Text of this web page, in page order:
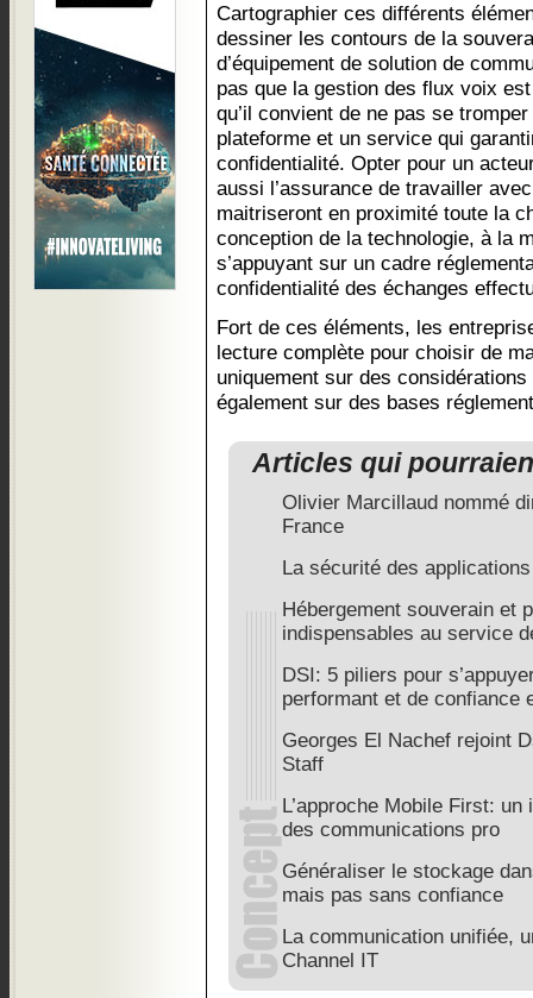
Cartographier ces différents
dessiner les contours de la
d’équipement de solution de
pas que la gestion des flux voix
qu’il convient de ne pas se
plateforme et un service qui
confidentialité. Opter pour un
aussi l’assurance de travailler
maitriseront en proximité toute la
conception de la technologie, à la
s’appuyant sur un cadre
confidentialité des échanges
Fort de ces éléments, les
lecture complète pour choisir de
uniquement sur des
également sur des bases
Articles qui
Olivier Marcillaud nommé
France
La sécurité des
Hébergement souverain et
indispensables au service
DSI: 5 piliers pour
performant et de confiance
Georges El Nachef rejoint
Staff
L’approche Mobile First:
des communications pro
Généraliser le stockage
mais pas sans confiance
La communication unifiée,
Channel IT